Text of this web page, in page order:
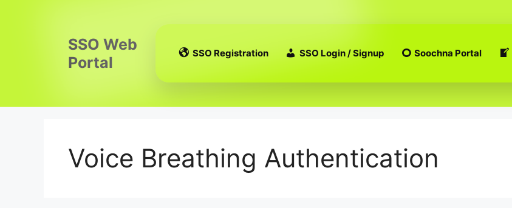
SSO Web
Portal
SSO Registration SSO Login / Signup Soochna Portal
Voice Breathing Authentication